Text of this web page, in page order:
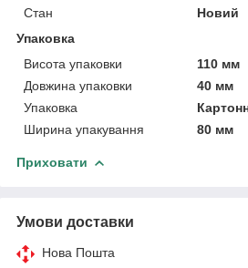
Стан
Новий
Упаковка
Висота упаковки
110 мм
Довжина упаковки
40 мм
Упаковка
Ширина упакування
80 мм
Приховати
Умови доставки
Нова Пошта